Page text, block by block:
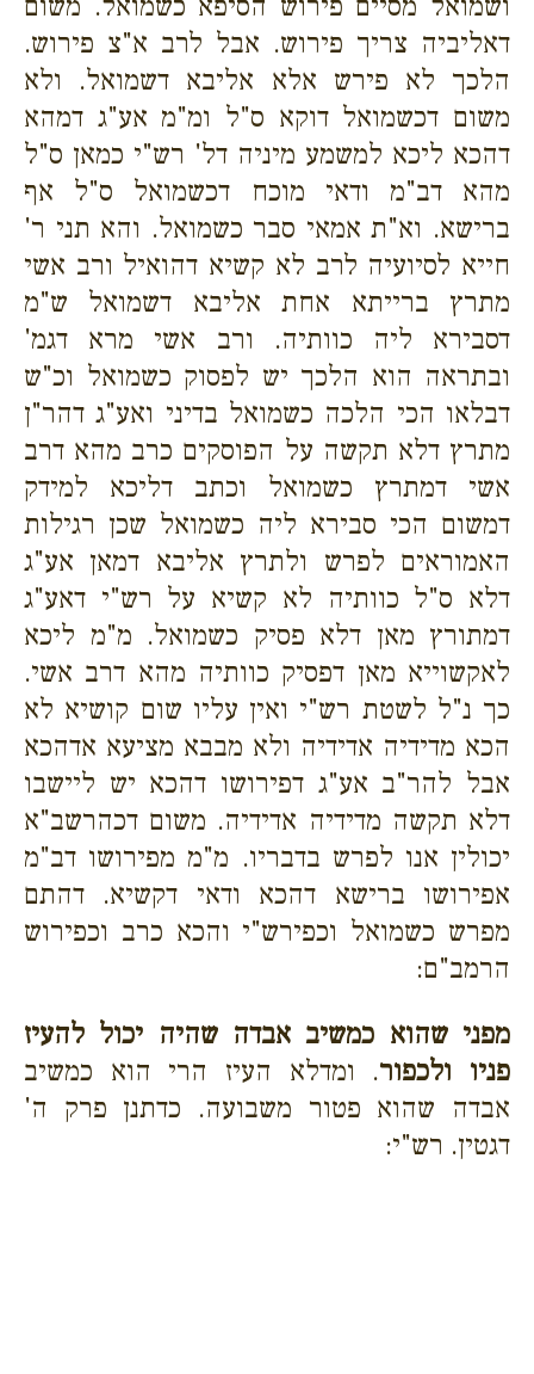
דאליביה צריך פירוש. אבל לרב א"צ פירוש.
הלכך לא פירש אלא אליבא דשמואל. ולא
משום דכשמואל דוקא ס"ל ומ"מ אע"ג דמהא
דהכא ליכא למשמע מיניה דל' רש"י כמאן ס"ל
מהא דב"מ ודאי מוכח דכשמואל ס"ל אף
ברישא. וא"ת אמאי סבר כשמואל. והא תני ר'
חייא לסיועיה לרב לא קשיא דהואיל ורב אשי
מתרץ ברייתא אחת אליבא דשמואל ש"מ
דסבירא ליה כוותיה. ורב אשי מרא דגמ'
ובתראה הוא הלכך יש לפסוק כשמואל וכ"ש
דבלאו הכי הלכה כשמואל בדיני ואע"ג דהר"ן
מתרץ דלא תקשה על הפוסקים כרב מהא דרב
אשי דמתרץ כשמואל וכתב דליכא למידק
דמשום הכי סבירא ליה כשמואל שכן רגילות
האמוראים לפרש ולתרץ אליבא דמאן אע"ג
דלא ס"ל כוותיה לא קשיא על רש"י דאע"ג
דמתורץ מאן דלא פסיק כשמואל. מ"מ ליכא
לאקשוייא מאן דפסיק כוותיה מהא דרב אשי.
כך נ"ל לשטת רש"י ואין עליו שום קושיא לא
הכא מדידיה אדידיה ולא מבבא מציעא אדהכא
אבל להר"ב אע"ג דפירושו דהכא יש ליישבו
דלא תקשה מדידיה אדידיה. משום דכהרשב"א
יכולין אנו לפרש בדבריו. מ"מ מפירושו דב"מ
אפירושו ברישא דהכא ודאי דקשיא. דהתם
מפרש כשמואל וכפירש"י והכא כרב וכפירוש
הרמב"ם:
מפני שהוא כמשיב אבדה שהיה יכול להעיז
פניו ולכפור. ומדלא העיז הרי הוא כמשיב
אבדה שהוא פטור משבועה. כדתנן פרק ה'
דגטין. רש"י: